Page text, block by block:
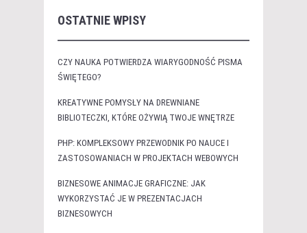
OSTATNIE WPISY
CZY NAUKA POTWIERDZA WIARYGODNOŚĆ PISMA
ŚWIĘTEGO?
KREATYWNE POMYSŁY NA DREWNIANE
BIBLIOTECZKI, KTÓRE OŻYWIĄ TWOJE WNĘTRZE
PHP: KOMPLEKSOWY PRZEWODNIK PO NAUCE I
ZASTOSOWANIACH W PROJEKTACH WEBOWYCH
BIZNESOWE ANIMACJE GRAFICZNE: JAK
WYKORZYSTAĆ JE W PREZENTACJACH
BIZNESOWYCH